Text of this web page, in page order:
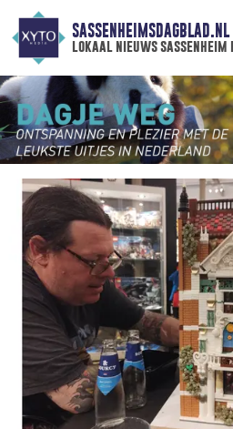
SASSENHEIMSDAGBLAD.NL
lokaal nieuws sassenheim